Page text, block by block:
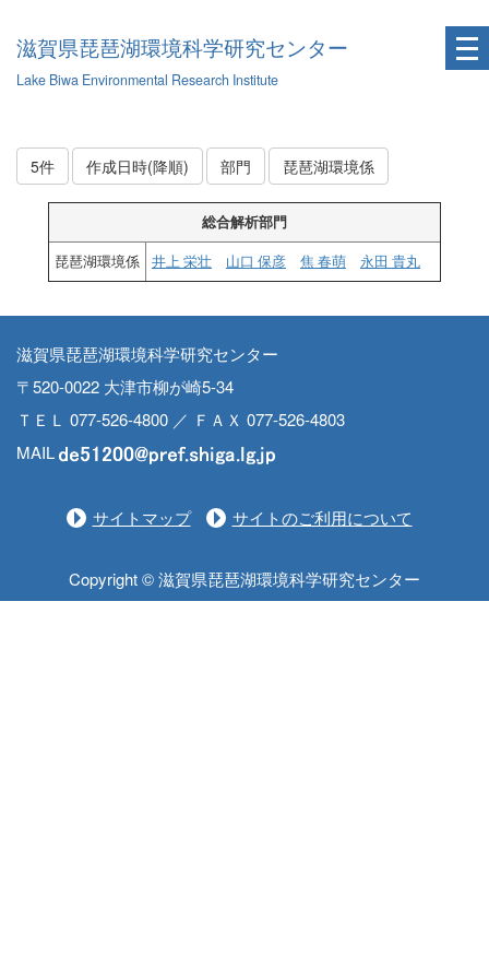
滋賀県琵琶湖環境科学研究センター
Lake Biwa Environmental Research Institute
5件 作成日時(降順) 部門 琵琶湖環境係
総合解析部門
琵琶湖環境係
井上 栄壮 山口 保彦 焦 春萌 永田 貴丸
滋賀県琵琶湖環境科学研究センター
〒520-0022 大津市柳が崎5-34
ＴＥＬ 077-526-4800 ／ ＦＡＸ 077-526-4803
MAIL
サイトマップ サイトのご利用について
Copyright © 滋賀県琵琶湖環境科学研究センター